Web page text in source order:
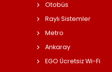
Otobüs
Raylı Sistemler
Metro
Ankaray
EGO Ücretsiz Wi-Fi